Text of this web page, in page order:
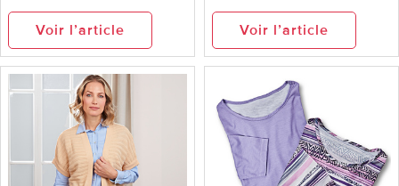
Voir l’article Voir l’article